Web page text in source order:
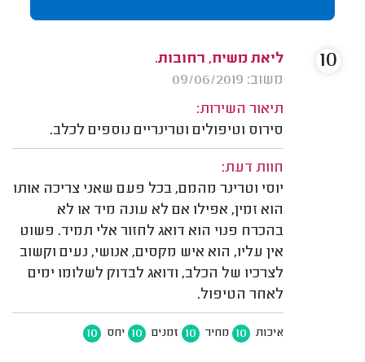
ליאת משיח, רחובות.
משוב: 09/06/2019
תיאור השירות:
סירוס וטיפולים וטרינריים נוספים לכלב.
חוות דעת:
יוסי וטרינר מהמם, בכל פעם שאני צריכה אותו
הוא זמין, אפילו אם לא עונה מיד או לא
בהכרח פנוי הוא דואג לחזור אלי תמיד. פשוט
אין עליו, הוא איש מקסים, אנושי, נעים וקשוב
לצרכיו של הכלב, ודואג לבדוק לשלומו ימים
לאחר הטיפול.
איכות 10 מחיר 10 זמנים 10 יחס 10
10